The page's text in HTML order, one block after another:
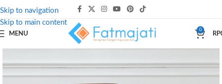
Skip to navigation
Skip to main content
MENU
0
RP